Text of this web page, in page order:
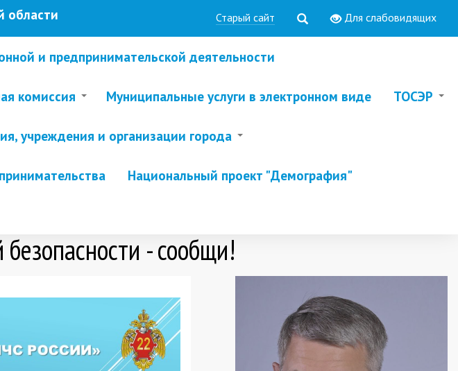
области Старый сайт Для слабовидящих
и предпринимательской деятельности
комиссия Муниципальные услуги в электронном виде ТОСЭР
учреждения и организации города
Национальный проект "Демография"
- сообщи!